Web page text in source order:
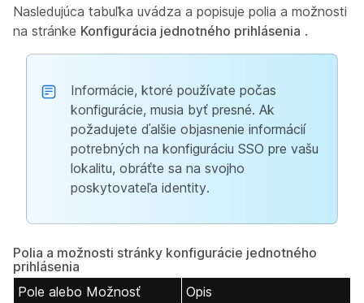
Nasledujúca tabuľka uvádza a popisuje polia a možnosti
na stránke Konfigurácia jednotného prihlásenia .
Informácie, ktoré používate počas
konfigurácie, musia byť presné. Ak
požadujete ďalšie objasnenie informácií
potrebných na konfiguráciu SSO pre vašu
lokalitu, obráťte sa na svojho
poskytovateľa identity.
Polia a možnosti stránky konfigurácie jednotného
prihlásenia
Pole alebo Možnosť
Opis